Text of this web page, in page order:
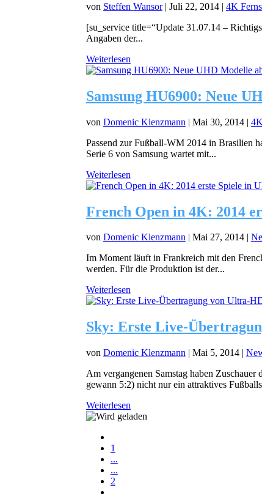
von Steffen Wansor| Juli 22, 2014| 4K
[su_service title=“Update 31.07.14 –
Angaben der...
Weiterlesen
Samsung HU6900: Neue
von Domenic Klenzmann | Mai 30, 2014|
Passend zur Fußball-WM 2014 in Brasilien
Serie 6 von Samsung wartet mit...
Weiterlesen
French Open in 4K: 2014
von Domenic Klenzmann| Mai 27, 2014|
Im Moment läuft in Frankreich mit den
werden. Für die Produktion ist der...
Weiterlesen
Sky: Erste Live-
von Domenic Klenzmann | Mai 5, 2014|
Am vergangenen Samstag haben
gewann 5:2) nicht nur ein attraktives
Weiterlesen
1
...
...
2